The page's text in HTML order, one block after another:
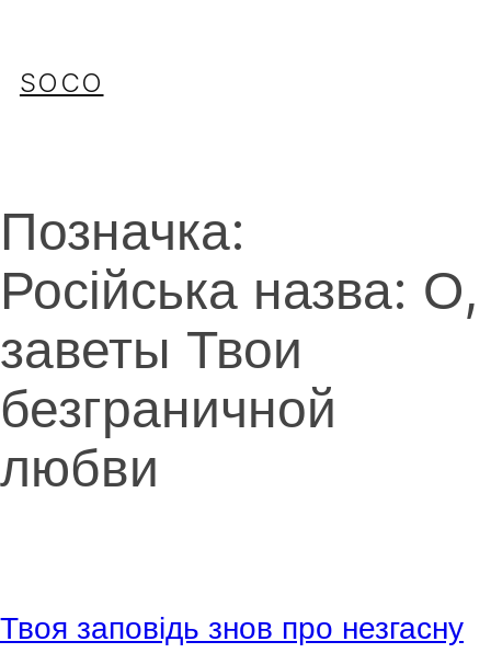
SOCO
Позначка:
Російська назва: О,
заветы Твои
безграничной
любви
Твоя заповідь знов про незгасну